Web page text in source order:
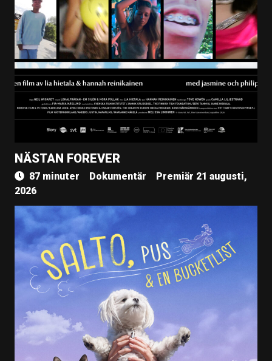
NÄSTAN FOREVER
87 minuter Dokumentär
Premiär 21 augusti,
2026